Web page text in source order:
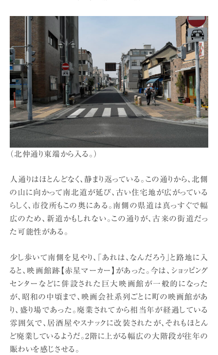
（北仲通り東端から入る。）
人通りはほとんどなく、静まり返っている。この通りから、北側
の山に向かって南北道が延び、古い住宅地が広がっている
らしく、市役所もこの奥にある。南側の県道は真っすぐで幅
広のため、新道かもしれない。この通りが、古来の街道だっ
た可能性がある。
少し歩いて南側を見やり、「あれは、なんだろう」と路地に入
ると、映画館跡【赤星マーカー】があった。今は、ショッピング
センターなどに併設された巨大映画館が一般的になった
が、昭和の中頃まで、映画会社系列ごとに町の映画館があ
り、盛り場であった。廃業されてから相当年が経過している
雰囲気で、居酒屋やスナックに改装されたが、それもほとん
ど廃業しているようだ。2階に上がる幅広の大階段が往年の
賑わいを感じさせる。